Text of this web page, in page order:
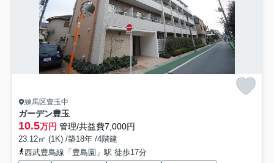
練馬区豊玉中
ガーデン豊玉
10.5万円 管理/共益費7,000円
23.12㎡ (1K) /築18年 /4階建
西武豊島線「豊島園」駅 徒歩17分